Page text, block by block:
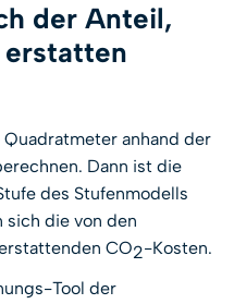
der Anteil,
anhand der
Dann ist die
des Stufenmodells
sich die von den
CO2-Kosten.
Tool der